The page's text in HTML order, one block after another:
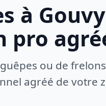
à
pro
ou de
agréé de votre